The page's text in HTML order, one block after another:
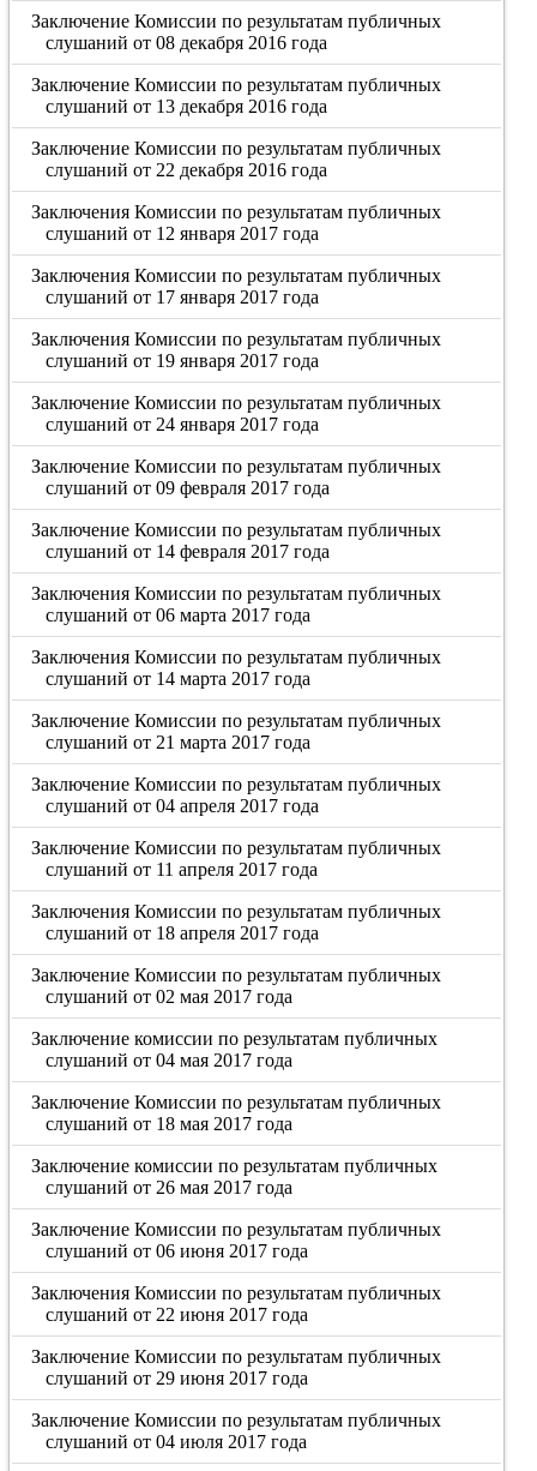
Заключение Комиссии по результатам публичных
слушаний от 08 декабря 2016 года
Заключение Комиссии по результатам публичных
слушаний от 13 декабря 2016 года
Заключение Комиссии по результатам публичных
слушаний от 22 декабря 2016 года
Заключения Комиссии по результатам публичных
слушаний от 12 января 2017 года
Заключения Комиссии по результатам публичных
слушаний от 17 января 2017 года
Заключения Комиссии по результатам публичных
слушаний от 19 января 2017 года
Заключение Комиссии по результатам публичных
слушаний от 24 января 2017 года
Заключение Комиссии по результатам публичных
слушаний от 09 февраля 2017 года
Заключение Комиссии по результатам публичных
слушаний от 14 февраля 2017 года
Заключения Комиссии по результатам публичных
слушаний от 06 марта 2017 года
Заключения Комиссии по результатам публичных
слушаний от 14 марта 2017 года
Заключение Комиссии по результатам публичных
слушаний от 21 марта 2017 года
Заключение Комиссии по результатам публичных
слушаний от 04 апреля 2017 года
Заключение Комиссии по результатам публичных
слушаний от 11 апреля 2017 года
Заключения Комиссии по результатам публичных
слушаний от 18 апреля 2017 года
Заключение Комиссии по результатам публичных
слушаний от 02 мая 2017 года
Заключение комиссии по результатам публичных
слушаний от 04 мая 2017 года
Заключение Комиссии по результатам публичных
слушаний от 18 мая 2017 года
Заключение комиссии по результатам публичных
слушаний от 26 мая 2017 года
Заключение Комиссии по результатам публичных
слушаний от 06 июня 2017 года
Заключения Комиссии по результатам публичных
слушаний от 22 июня 2017 года
Заключение Комиссии по результатам публичных
слушаний от 29 июня 2017 года
Заключение Комиссии по результатам публичных
слушаний от 04 июля 2017 года